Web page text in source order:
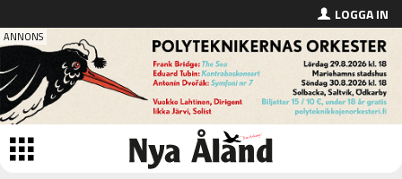
LOGGA IN